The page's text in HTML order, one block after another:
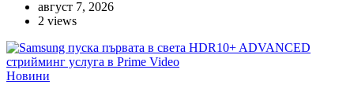
август 7, 2026
2 views
Новини